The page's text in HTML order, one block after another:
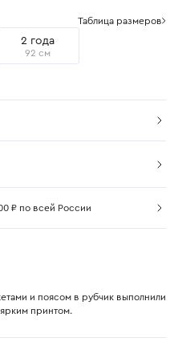
Таблица размеров
2 года
92 см
₽ по всей России
и поясом в рубчик выполнили
принтом.